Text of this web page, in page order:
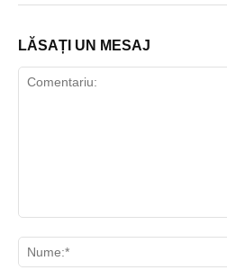
LĂSAȚI UN MESAJ